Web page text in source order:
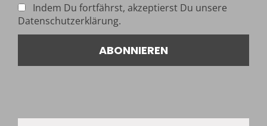
Indem Du fortfährst, akzeptierst Du unsere
Datenschutzerklärung.